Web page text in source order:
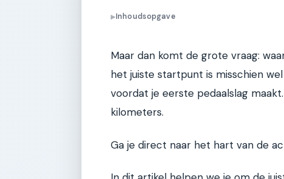
▶Inhoudsopgave
Maar dan komt de grote vraag:
het juiste startpunt is misschien
voordat je eerste pedaalslag
kilometers.
Ga je direct naar het hart van de